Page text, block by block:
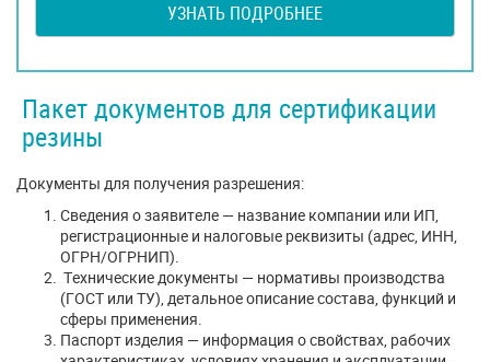
УЗНАТЬ ПОДРОБНЕЕ
Пакет документов для сертификации
резины
Документы для получения разрешения:
Сведения о заявителе — название компании или ИП,
регистрационные и налоговые реквизиты (адрес, ИНН,
ОГРН/ОГРНИП).
Технические документы — нормативы производства
(ГОСТ или ТУ), детальное описание состава, функций и
сферы применения.
Паспорт изделия — информация о свойствах, рабочих